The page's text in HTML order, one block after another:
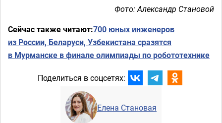
Фото: Александр Становой
Сейчас также читают:700 юных инженеров
из России, Беларуси, Узбекистана сразятся
в Мурманске в финале олимпиады по робототехнике
Поделиться в соцсетях:
Елена Становая